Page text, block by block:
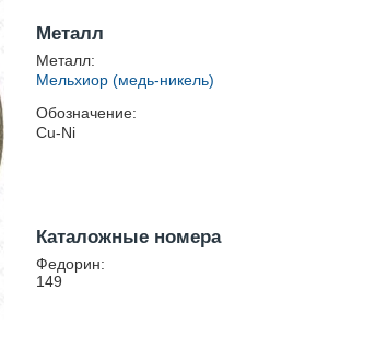
Металл
Металл:
Мельхиор (медь-никель)
Обозначение:
Cu-Ni
Каталожные номера
Федорин:
149